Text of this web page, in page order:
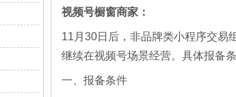
视频号橱窗商家：
11月30日后，非品牌类小程序交易
继续在视频号场景经营。具体报备
一、报备条件